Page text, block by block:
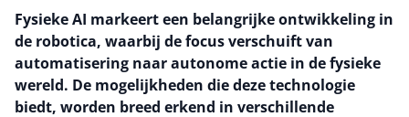
Fysieke AI markeert een belangrijke ontwikkeling in
de robotica, waarbij de focus verschuift van
automatisering naar autonome actie in de fysieke
wereld. De mogelijkheden die deze technologie
biedt, worden breed erkend in verschillende